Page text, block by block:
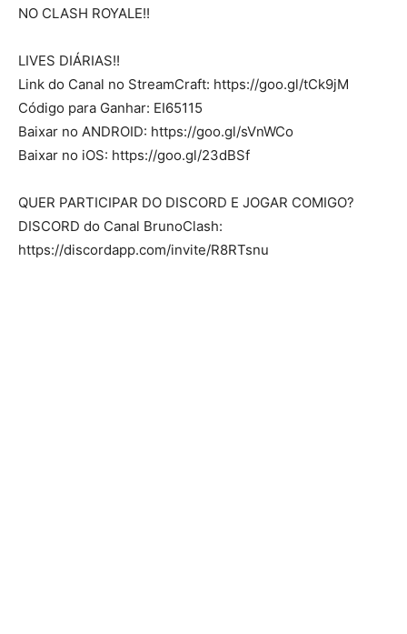
NO CLASH ROYALE!!
LIVES DIÁRIAS!!
Link do Canal no StreamCraft: https://goo.gl/tCk9jM
Código para Ganhar: EI65115
Baixar no ANDROID: https://goo.gl/sVnWCo
Baixar no iOS: https://goo.gl/23dBSf
QUER PARTICIPAR DO DISCORD E JOGAR COMIGO?
DISCORD do Canal BrunoClash:
https://discordapp.com/invite/R8RTsnu